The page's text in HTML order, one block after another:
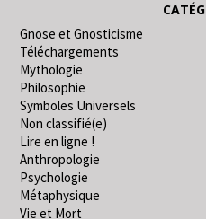
Gnose et Gnosticisme
Téléchargements
Mythologie
Philosophie
Symboles Universels
Non classifié(e)
Lire en ligne !
Anthropologie
Psychologie
Métaphysique
Vie et Mort